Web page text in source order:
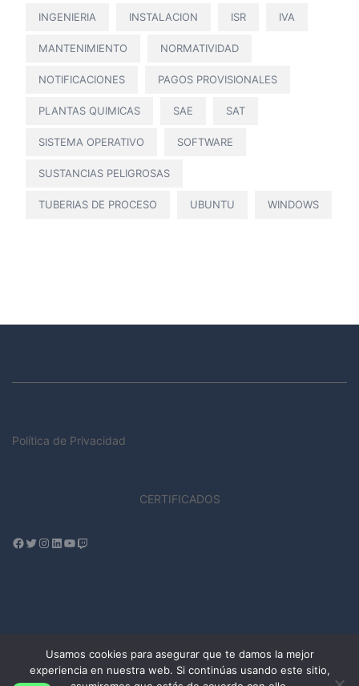
INGENIERIA INSTALACION ISR IVA
MANTENIMIENTO NORMATIVIDAD
NOTIFICACIONES PAGOS PROVISIONALES
PLANTAS QUIMICAS SAE SAT
SISTEMA OPERATIVO SOFTWARE
SUSTANCIAS PELIGROSAS
TUBERIAS DE PROCESO UBUNTU WINDOWS
Política de Privacidad
CERTIFICADOS
Facebook
Twitter
Instagram
LinkedIn
YouTube
Twitch
Usamos cookies para asegurar que te damos la mejor
experiencia en nuestra web. Si continúas usando este sitio,